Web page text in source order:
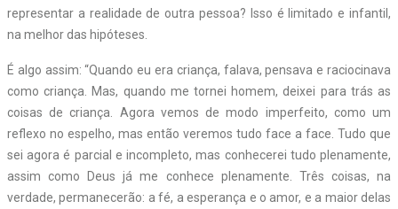
representar a realidade de outra pessoa? Isso é limitado e infantil,
na melhor das hipóteses.
É algo assim: “Quando eu era criança, falava, pensava e raciocinava
como criança. Mas, quando me tornei homem, deixei para trás as
coisas de criança. Agora vemos de modo imperfeito, como um
reflexo no espelho, mas então veremos tudo face a face. Tudo que
sei agora é parcial e incompleto, mas conhecerei tudo plenamente,
assim como Deus já me conhece plenamente. Três coisas, na
verdade, permanecerão: a fé, a esperança e o amor, e a maior delas